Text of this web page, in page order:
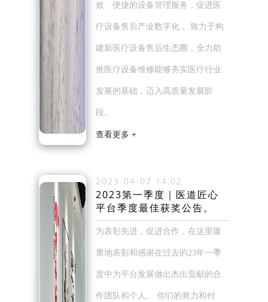
效、便捷的设备管理服务，促进医
疗设备售后产业数字化， 致力于构
建新医疗设备售后生态圈，全力助
推医疗设备维修能够夯实医疗行业
发展的基础，迈入高质量发展阶
段。
查看更多 +
2023-04-07 14:02
2023第一季度｜医道匠心
平台季度最佳获奖公告。
为表彰先进，促进合作，在这里隆
重地表彰和感谢在过去的23年一季
度中为平台发展做出杰出贡献的合
作团队和个人。 你们的努力和付